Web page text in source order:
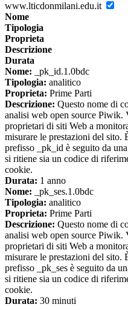
www.lticdonmilani.edu.it
Nome
Tipologia
Proprieta
Descrizione
Durata
Nome: _pk_id.1.0bdc
Tipologia: analitico
Proprieta: Prime Parti
Descrizione: Questo nome di
analisi web open source Piwik.
proprietari di siti Web a
misurare le prestazioni del
prefisso _pk_id è seguito da
si ritiene sia un codice di
cookie.
Durata: 1 anno
Nome: _pk_ses.1.0bdc
Tipologia: analitico
Proprieta: Prime Parti
Descrizione: Questo nome di
analisi web open source Piwik.
proprietari di siti Web a
misurare le prestazioni del
prefisso _pk_ses è seguito da
si ritiene sia un codice di
cookie.
Durata: 30 minuti